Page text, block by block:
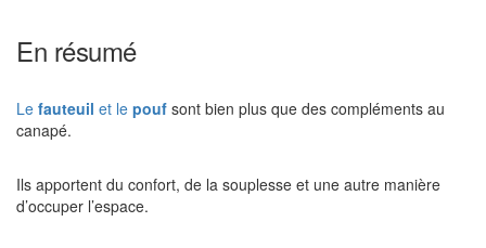
En résumé
Le fauteuil et le pouf sont bien plus que des compléments au
canapé.
Ils apportent du confort, de la souplesse et une autre manière
d’occuper l’espace.